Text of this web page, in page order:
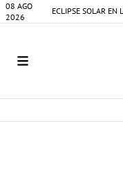
08 AGO
2026
ECLIPSE SOLAR EN